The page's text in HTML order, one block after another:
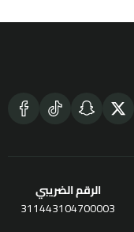
الرقم الضريبي
311443104700003